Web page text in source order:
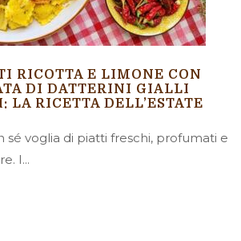
RICOTTA E LIMONE CON
DI DATTERINI GIALLI
LA RICETTA DELL’ESTATE
sé voglia di piatti freschi, profumati e
I...